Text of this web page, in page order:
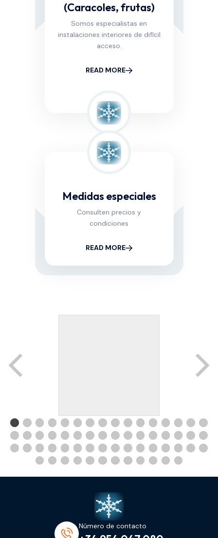
(Caracoles, frutas)
Somos especialistas en
instalaciones interiores de difícil
acceso.
READ MORE
Medidas especiales
Consulten precios y
condiciones
READ MORE
Número de contacto